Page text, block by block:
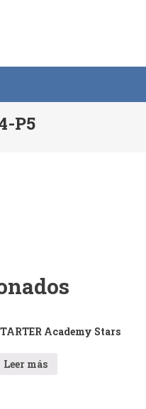
P5
Academy Stars
Leer más